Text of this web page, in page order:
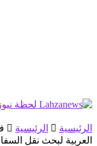
الرئيسية الرئيسية
العربية لبحث نقل